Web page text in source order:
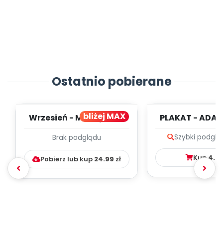
Ostatnio pobierane
bliżej MAX
Wrzesień - MIESIĘCZNY
WYCHOWAWCZO –
DYDAKTYC...
Brak podglądu
Pobierz lub kup 24.99 zł
PLAKAT -
Szybki
Kup